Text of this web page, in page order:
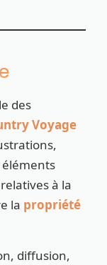
des
Voyage
éléments
à la
la propriété
diffusion,